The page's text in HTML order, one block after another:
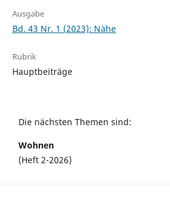
Ausgabe
Bd. 43 Nr. 1 (2023): Nähe
Rubrik
Hauptbeiträge
Die nächsten Themen sind:
Wohnen
(Heft 2-2026)